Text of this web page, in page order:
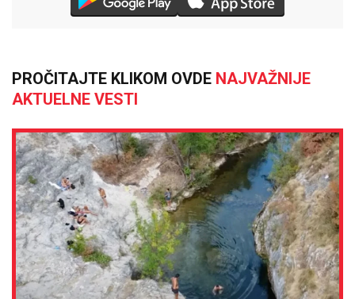
PROČITAJTE KLIKOM OVDE NAJVAŽNIJE
AKTUELNE VESTI